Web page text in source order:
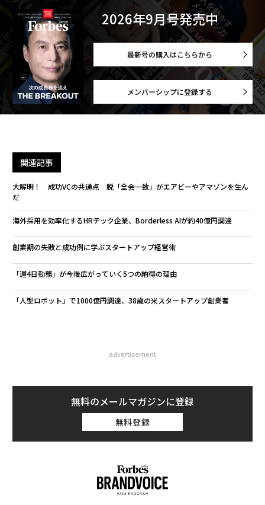
2026年9月号発売中
最新号の購入はこちらから
メンバーシップに登録する
関連記事
大解明！ 成功VCの共通点 脱「全会一致」がエアビーやアマゾンを生ん
だ
海外採用を効率化するHRテック企業、Borderless AIが約40億円調達
創業期の失敗と成功例に学ぶスタートアップ経営術
「週4日勤務」が今後広がっていく5つの納得の理由
「人型ロボット」で1000億円調達、38歳の米スタートアップ創業者
advertisement
無料のメールマガジンに登録
無料登録